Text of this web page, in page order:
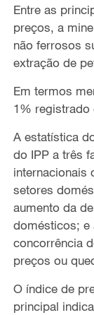
Entre as
preços, a
não ferrosos
extração de
Em termos
1% registrado
A estatística
do IPP a três
internacionais
setores
aumento da
domésticos; e
concorrência
preços ou
O índice de
principal